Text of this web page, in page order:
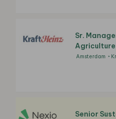
Sr.
Amsterdam
Senior